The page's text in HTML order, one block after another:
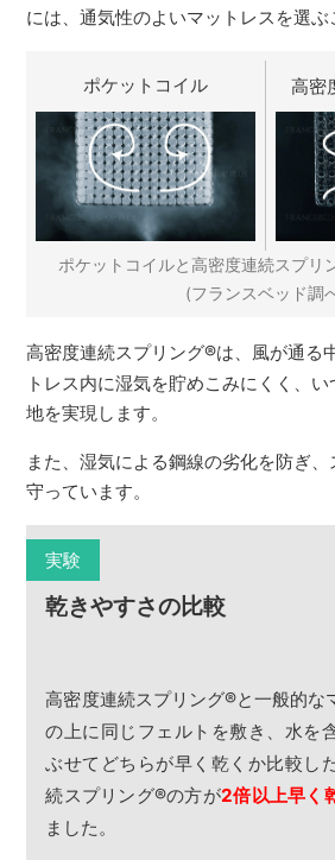
には、通気性のよいマットレスを選ぶ
ポケットコイル 高密
ポケットコイルと高密度連続スプリ
(フランスベッド調
高密度連続スプリング®は、風が通る
トレス内に湿気を貯めこみにくく、
地を実現します。
また、湿気による鋼線の劣化を防ぎ
守っています。
実験
乾きやすさの比較
高密度連続スプリング®と一般的な
の上に同じフェルトを敷き、水を
ぶせてどちらが早く乾くか比較し
続スプリング®の方が2倍以上早く
ました。